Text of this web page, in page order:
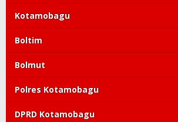
Kotamobagu
Boltim
Bolmut
Polres Kotamobagu
DPRD Kotamobagu